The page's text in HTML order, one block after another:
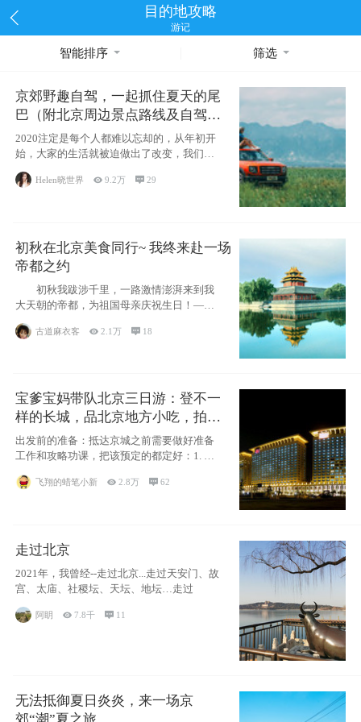
目的地攻略
游记
智能排序 筛选
京郊野趣自驾，一起抓住夏天的尾
巴（附北京周边景点路线及自驾攻
略）
2020注定是每个人都难以忘却的，从年初开
始，大家的生活就被迫做出了改变，我们也
不例外。本来双双辞职是为
Helen晓世界 9.2万 29
初秋在北京美食同行~ 我终来赴一场
帝都之约
初秋我跋涉千里，一路激情澎湃来到我
大天朝的帝都，为祖国母亲庆祝生日！——
古道麻衣客 2.1万  18
宝爹宝妈带队北京三日游：登不一
样的长城，品北京地方小吃，拍盘
古七星夜景！
出发前的准备：抵达京城之前需要做好准备
工作和攻略功课，把该预定的都定好：1. 酒
飞翔的蜡笔小新 2.8万 62
走过北京
2021年，我曾经--走过北京...走过天安门、故
宫、太庙、社稷坛、天坛、地坛…走过
阿眀 7.8千  11
无法抵御夏日炎炎，来一场京